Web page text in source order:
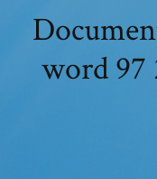
word 97